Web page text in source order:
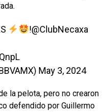
!@ClubNecaxa
May 3, 2024
la pelota, pero no crearon
defendido por Guillermo